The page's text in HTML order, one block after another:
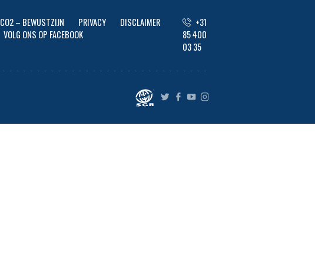
CO2 – BEWUSTZIJN PRIVACY
DISCLAIMER
VOLG ONS OP FACEBOOK
+31
85 400
03 35